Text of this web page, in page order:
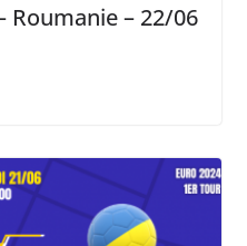
Roumanie – 22/06